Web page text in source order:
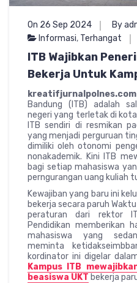
On 26 Sep 2024
By
Informasi, Terhangat
ITB Wajibkan
Bekerja Untuk
kreatifjurnalpolnes.com
Bandung (ITB) adalah
negeri yang terletak di
ITB sendiri di resmikan
yang menjadi perguruan
dimiliki oleh otonomi
nonakademik. Kini ITB
bagi setiap mahasiswa
perngurangan uang kuliah
Kewajiban yang baru ini
bekerja secara paruh
peraturan dari rektor
Pendidikan memberikan
mahasiswa yang
meminta
kordinator ini digelar
Kampus ITB
beasiswa UKT bekerja